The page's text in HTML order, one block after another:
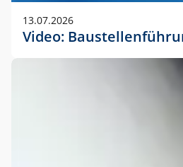
13.07.2026
Video: